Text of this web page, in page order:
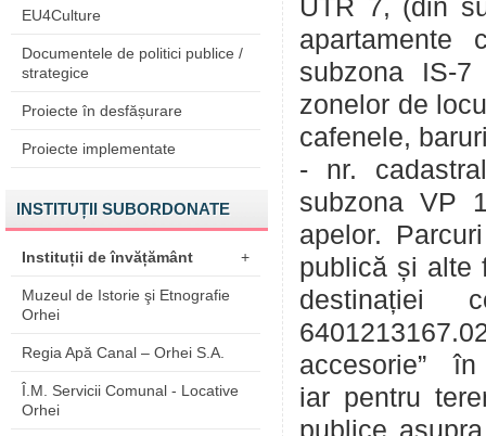
EU4Culture
Documentele de politici publice /
strategice
Proiecte în desfășurare
Proiecte implementate
INSTITUȚII SUBORDONATE
Instituții de învățământ +
Muzeul de Istorie şi Etnografie
Orhei
Regia Apă Canal – Orhei S.A.
Î.M. Servicii Comunal - Locative
Orhei
UTR 7, (din
subzona IS-
zonelor de
cafenele,
-
nr.
subzona VP
apelor.
publică și alte
destinației
accesorie” în
iar pentru
publice